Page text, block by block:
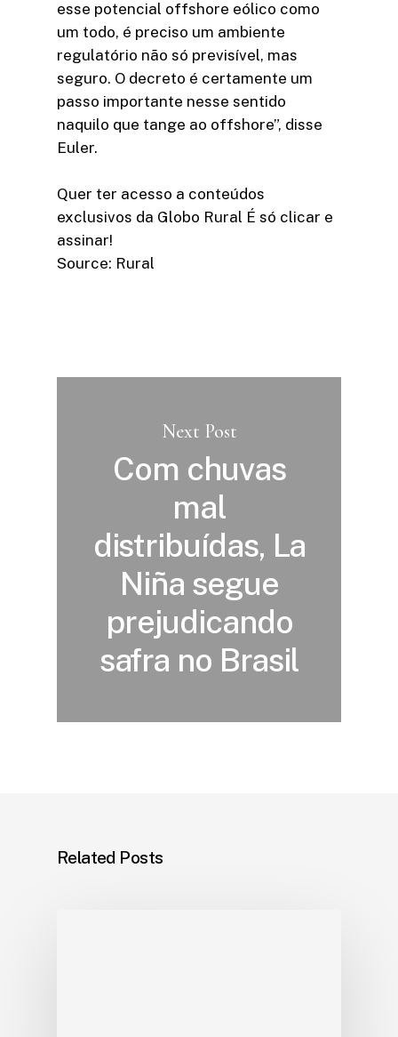
esse potencial offshore eólico como
um todo, é preciso um ambiente
regulatório não só previsível, mas
seguro. O decreto é certamente um
passo importante nesse sentido
naquilo que tange ao offshore”, disse
Euler.
Quer ter acesso a conteúdos
exclusivos da Globo Rural É só clicar e
assinar!​
Source: Rural
Next Post
Com chuvas
mal
distribuídas, La
Niña segue
prejudicando
safra no Brasil
Related Posts